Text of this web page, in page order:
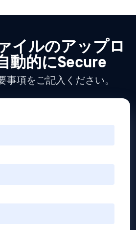
イルのアップロ
動的にSecure
事項をご記入ください。